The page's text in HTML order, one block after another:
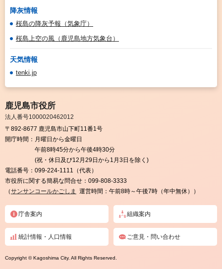
降灰情報
桜島の降灰予報（気象庁）
桜島上空の風（鹿児島地方気象台）
天気情報
tenki.jp
鹿児島市役所
法人番号1000020462012
〒892-8677 鹿児島市山下町11番1号
開庁時間： 月曜日から金曜日
午前8時45分から午後4時30分
(祝・休日及び12月29日から1月3日を除く)
電話番号： 099-224-1111（代表）
市役所に関する簡易な問合せ： 099-808-3333
（サンサンコールかごしま 運営時間：午前8時～午後7時（年中無休））
庁舎案内 組織案内
統計情報・人口情報 ご意見・問い合わせ
Copyright © Kagoshima City. All Rights Reserved.